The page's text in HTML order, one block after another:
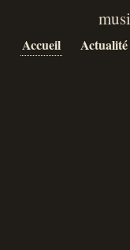
Accueil Actualité